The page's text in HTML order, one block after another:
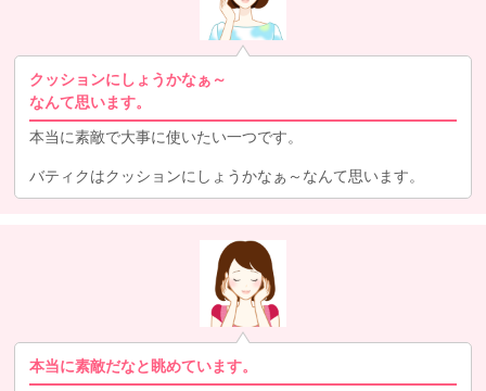
クッションにしょうかなぁ～
なんて思います。
本当に素敵で大事に使いたい一つです。
バティクはクッションにしょうかなぁ～なんて思います。
本当に素敵だなと眺めています。